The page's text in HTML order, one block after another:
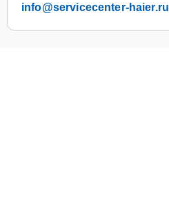
info@servicecenter-haier.ru